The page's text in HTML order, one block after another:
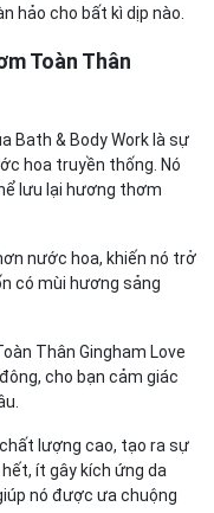
hảo cho bất kì dịp nào.
Toàn Thân
Bath & Body Work là sự
hoa truyền thống. Nó
lưu lại hương thơm
nước hoa, khiến nó trở
có mùi hương sảng
Thân Gingham Love
cho bạn cảm giác
lượng cao, tạo ra sự
ít gây kích ứng da
nó được ưa chuộng